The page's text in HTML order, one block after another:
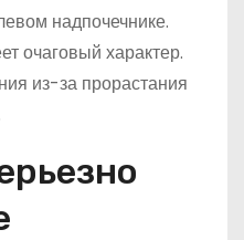
надпочечнике.
очаговый характер.
из-за прорастания